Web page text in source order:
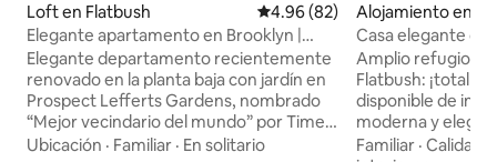
Loft en Flatbush Calificación promedio: 4.96 de
4.96 (82)
Elegante apartamento en Brooklyn |
Cerca de Prospect Park y trenes
Elegante departamento recientemente
renovado en la planta baja con jardín en
Prospect Lefferts Gardens, nombrado
“Mejor vecindario del mundo” por Time
Out. ¡Espacio privado completo con
Ubicación · Familiar · En solitario
Alojamiento en
Casa elegante de
Brooklyn +
Cerca del
Amplio refugio de
Flatbush:
disponible de
moderna y
abierta con
Familiar ·Calidad-